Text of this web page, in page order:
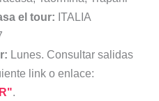
el tour: ITALIA
Lunes. Consultar salidas
link o enlace:
.